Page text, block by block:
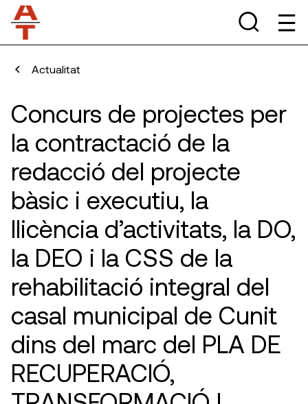
Actualitat
Concurs de projectes per
la contractació de la
redacció del projecte
bàsic i executiu, la
llicència d’activitats, la DO,
la DEO i la CSS de la
rehabilitació integral del
casal municipal de Cunit
dins del marc del PLA DE
RECUPERACIÓ,